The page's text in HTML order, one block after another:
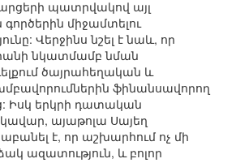
պատրվակով այլ
գործերին միջամտելու
Վերջինս նշել է նաև, որ
նկատմամբ նման
ծայրահեղական և
ֆինանսավորող
Իսկ երկրի դատական
այաթոլա Սայեղ
է, որ աշխարհում ոչ մի
ազատություն, և բոլոր